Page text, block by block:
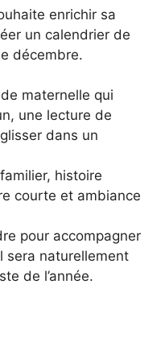
enrichir sa
un calendrier de
décembre.
maternelle qui
une lecture de
dans un
histoire
courte et ambiance
pour accompagner
sera naturellement
de l’année.